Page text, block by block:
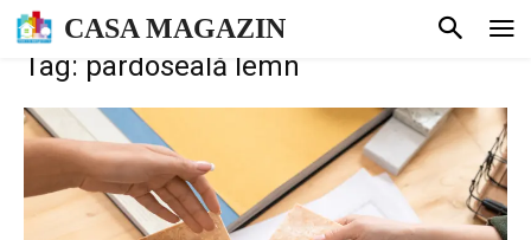
CASA MAGAZIN
Tag: pardoseală lemn